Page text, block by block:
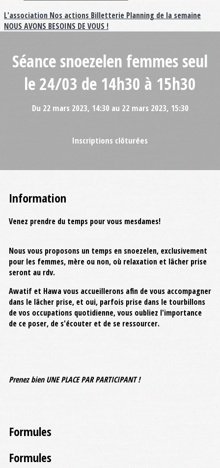
L'association Nos actions Billetterie Planning de la semaine
NOUS AVONS BESOINS DE VOUS !
Séance snoezelen femmes seul
le 24/03 de 14h30 à 15h30
Du 22 mars 2023, 14:30 au 22 mars 2023, 15:30
Inscriptions clôturées
Information
Venez prendre du temps pour vous mesdames!
Nous vous proposons un temps en snoezelen, exclusivement
pour les femmes, mère ou non, où relaxation et lâcher prise
seront au rdv.
Awatif et Hawa vous accueillerons afin de vous accompagner
dans le lâcher prise, et oui, parfois prise dans le tourbillons
de vos occupations quotidienne, vous oubliez l'importance
de ce poser, de s'écouter et de se ressourcer.
Prenez bien UNE PLACE PAR PARTICIPANT !
Formules
Formules